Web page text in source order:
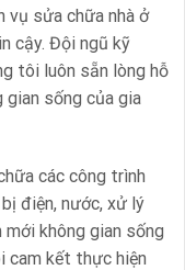
vụ sửa chữa nhà ở
cậy. Đội ngũ kỹ
tôi luôn sẵn lòng hỗ
sống của gia
các công trình
điện, nước, xử lý
không gian sống
cam kết thực hiện